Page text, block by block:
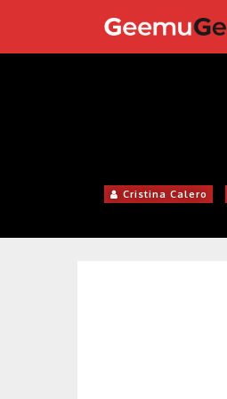
Cristina Calero